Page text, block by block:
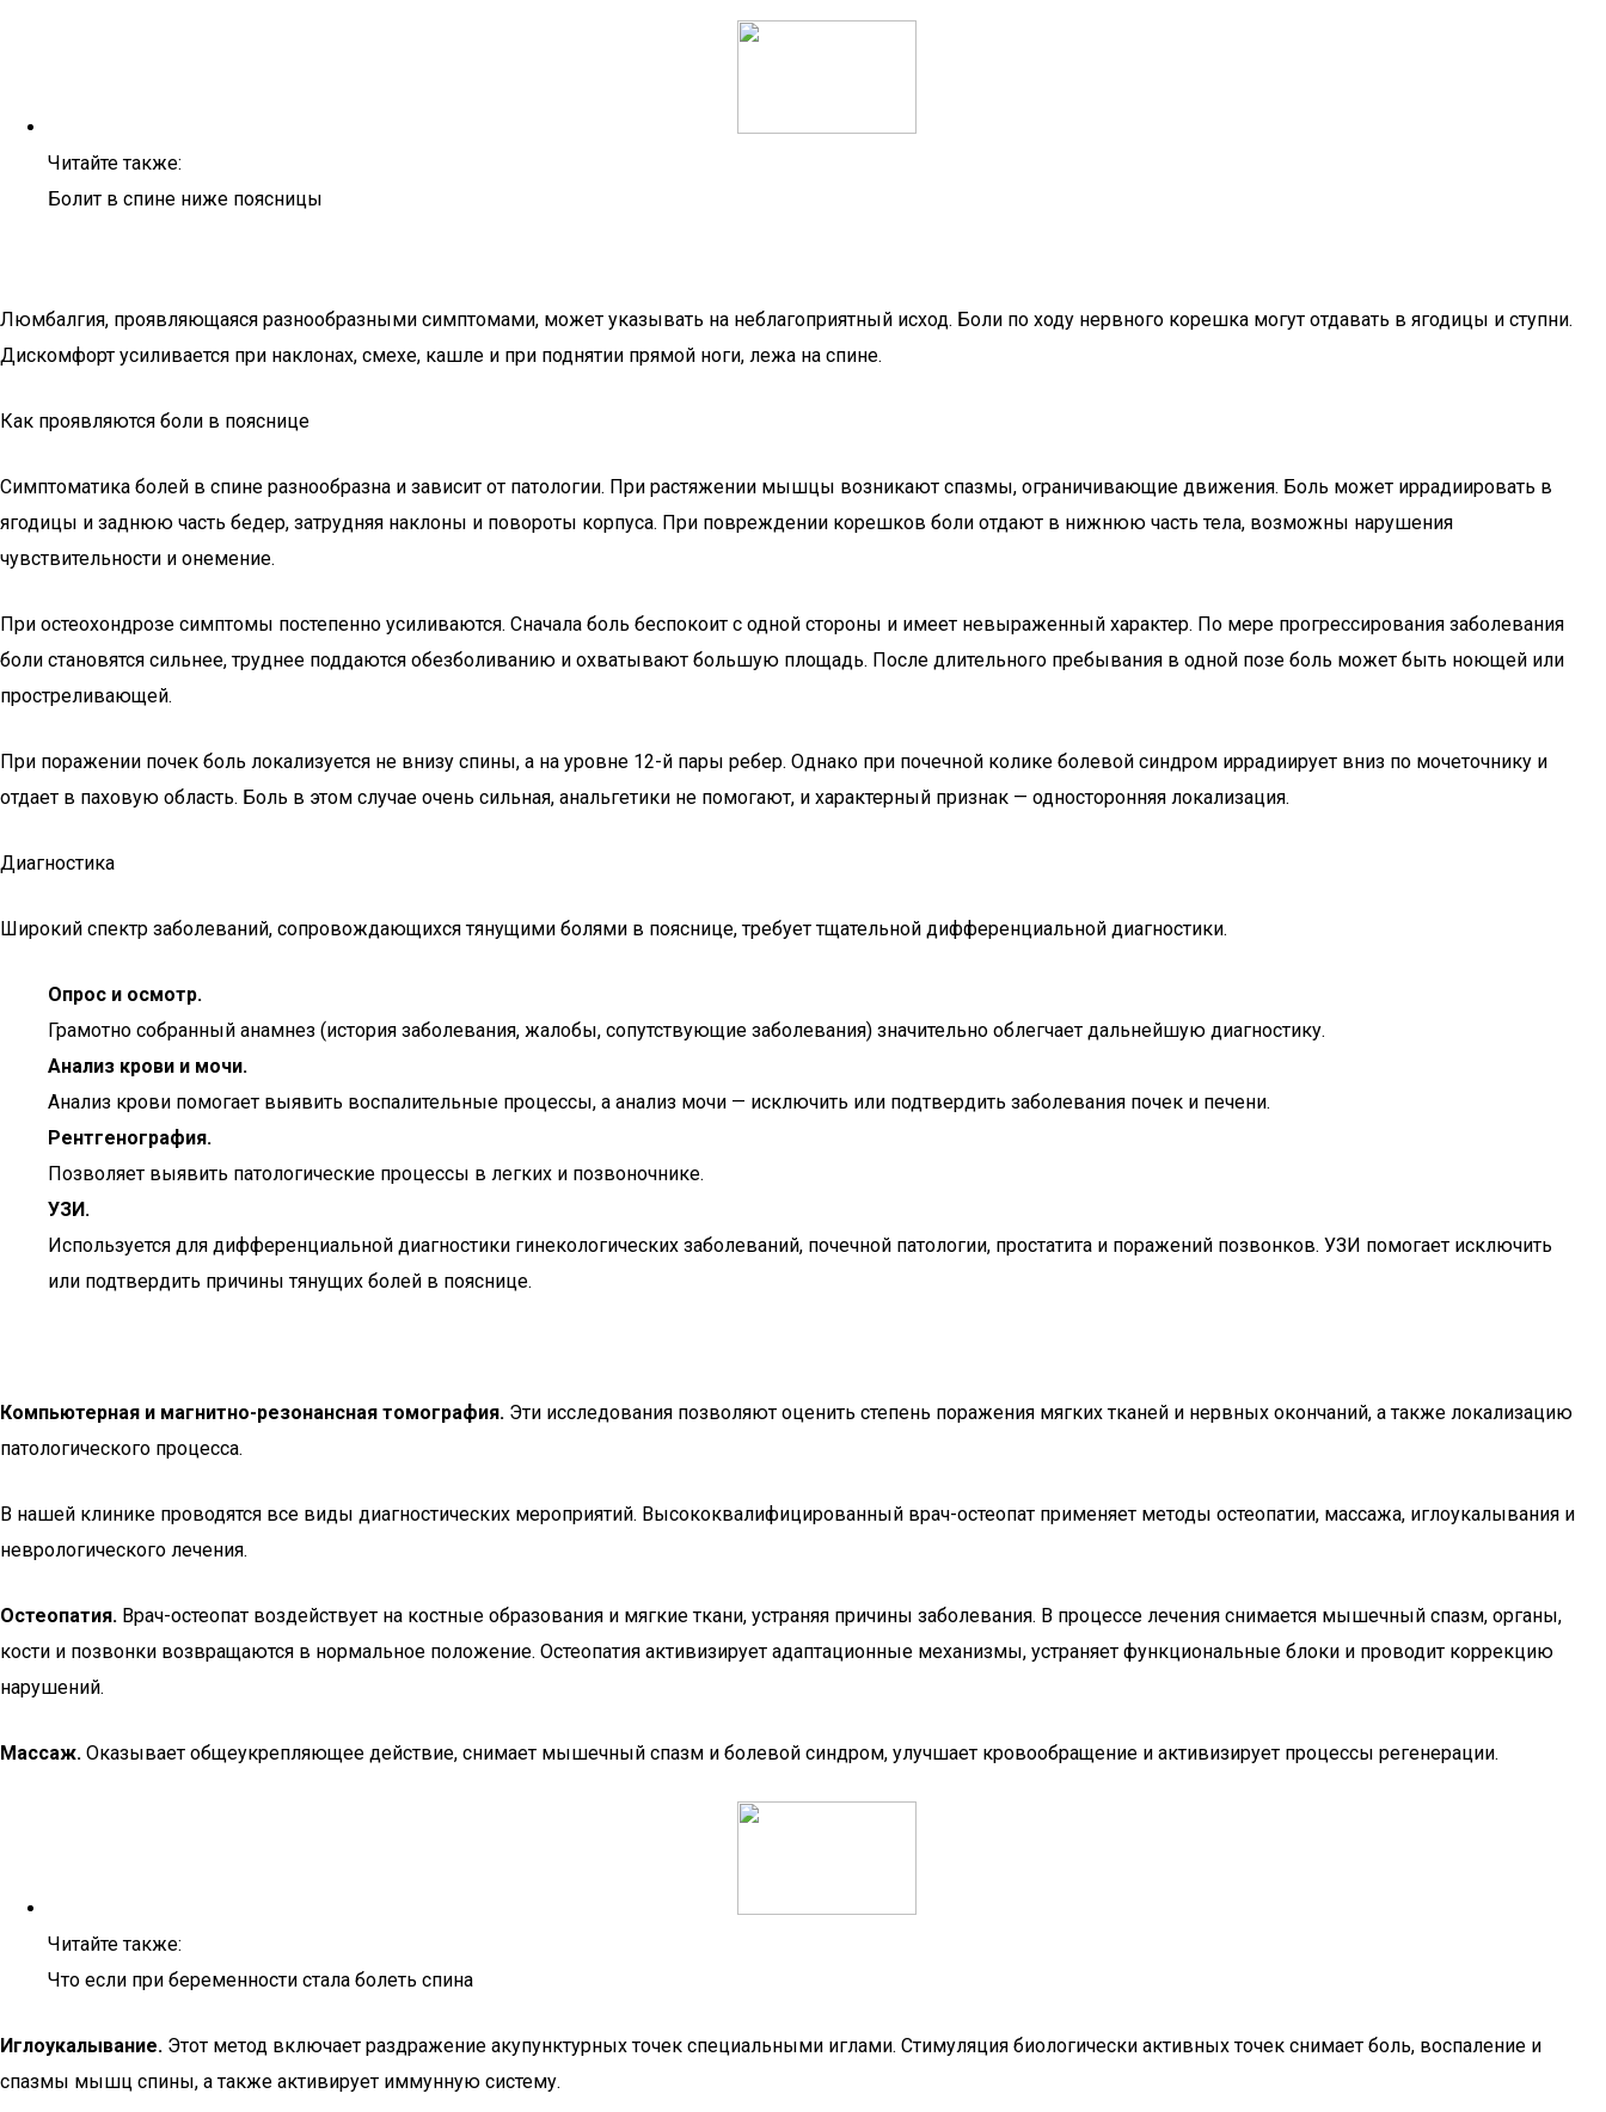
Читайте также:
Болит в спине ниже поясницы
Люмбалгия, проявляющаяся разнообразными симптомами, может указывать на неблагоприятный исход. Боли по ходу нервного корешка могут отдавать в ягодицы и ступни.
Дискомфорт усиливается при наклонах, смехе, кашле и при поднятии прямой ноги, лежа на спине.
Как проявляются боли в пояснице
Симптоматика болей в спине разнообразна и зависит от патологии. При растяжении мышцы возникают спазмы, ограничивающие движения. Боль может иррадиировать в
ягодицы и заднюю часть бедер, затрудняя наклоны и повороты корпуса. При повреждении корешков боли отдают в нижнюю часть тела, возможны нарушения
чувствительности и онемение.
При остеохондрозе симптомы постепенно усиливаются. Сначала боль беспокоит с одной стороны и имеет невыраженный характер. По мере прогрессирования заболевания
боли становятся сильнее, труднее поддаются обезболиванию и охватывают большую площадь. После длительного пребывания в одной позе боль может быть ноющей или
простреливающей.
При поражении почек боль локализуется не внизу спины, а на уровне 12-й пары ребер. Однако при почечной колике болевой синдром иррадиирует вниз по мочеточнику и
отдает в паховую область. Боль в этом случае очень сильная, анальгетики не помогают, и характерный признак — односторонняя локализация.
Диагностика
Широкий спектр заболеваний, сопровождающихся тянущими болями в пояснице, требует тщательной дифференциальной диагностики.
Опрос и осмотр.
Грамотно собранный анамнез (история заболевания, жалобы, сопутствующие заболевания) значительно облегчает дальнейшую диагностику.
Анализ крови и мочи.
Анализ крови помогает выявить воспалительные процессы, а анализ мочи — исключить или подтвердить заболевания почек и печени.
Рентгенография.
Позволяет выявить патологические процессы в легких и позвоночнике.
УЗИ.
Используется для дифференциальной диагностики гинекологических заболеваний, почечной патологии, простатита и поражений позвонков. УЗИ помогает исключить
или подтвердить причины тянущих болей в пояснице.
Компьютерная и магнитно-резонансная томография. Эти исследования позволяют оценить степень поражения мягких тканей и нервных окончаний, а также локализацию
патологического процесса.
В нашей клинике проводятся все виды диагностических мероприятий. Высококвалифицированный врач-остеопат применяет методы остеопатии, массажа, иглоукалывания и
неврологического лечения.
Остеопатия. Врач-остеопат воздействует на костные образования и мягкие ткани, устраняя причины заболевания. В процессе лечения снимается мышечный спазм, органы,
кости и позвонки возвращаются в нормальное положение. Остеопатия активизирует адаптационные механизмы, устраняет функциональные блоки и проводит коррекцию
нарушений.
Массаж. Оказывает общеукрепляющее действие, снимает мышечный спазм и болевой синдром, улучшает кровообращение и активизирует процессы регенерации.
Читайте также:
Что если при беременности стала болеть спина
Иглоукалывание. Этот метод включает раздражение акупунктурных точек специальными иглами. Стимуляция биологически активных точек снимает боль, воспаление и
спазмы мышц спины, а также активирует иммунную систему.